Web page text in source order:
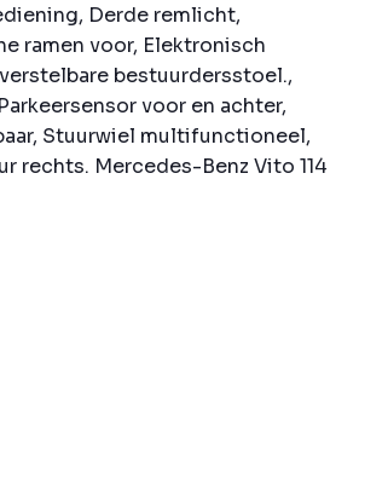
Derde remlicht,
ramen voor, Elektronisch
bestuurdersstoel.,
voor en achter,
Stuurwiel multifunctioneel,
rechts. Mercedes-Benz Vito 114